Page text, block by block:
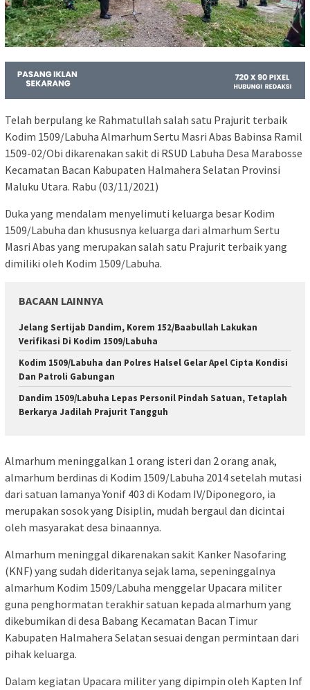
Telah berpulang ke Rahmatullah salah satu Prajurit terbaik
Kodim 1509/Labuha Almarhum Sertu Masri Abas Babinsa Ramil
1509-02/Obi dikarenakan sakit di RSUD Labuha Desa Marabosse
Kecamatan Bacan Kabupaten Halmahera Selatan Provinsi
Maluku Utara. Rabu (03/11/2021)
Duka yang mendalam menyelimuti keluarga besar Kodim
1509/Labuha dan khususnya keluarga dari almarhum Sertu
Masri Abas yang merupakan salah satu Prajurit terbaik yang
dimiliki oleh Kodim 1509/Labuha.
BACAAN LAINNYA
Jelang Sertijab Dandim, Korem 152/Baabullah Lakukan
Verifikasi Di Kodim 1509/Labuha
Kodim 1509/Labuha dan Polres Halsel Gelar Apel Cipta Kondisi
Dan Patroli Gabungan
Dandim 1509/Labuha Lepas Personil Pindah Satuan, Tetaplah
Berkarya Jadilah Prajurit Tangguh
Almarhum meninggalkan 1 orang isteri dan 2 orang anak,
almarhum berdinas di Kodim 1509/Labuha 2014 setelah mutasi
dari satuan lamanya Yonif 403 di Kodam IV/Diponegoro, ia
merupakan sosok yang Disiplin, mudah bergaul dan dicintai
oleh masyarakat desa binaannya.
Almarhum meninggal dikarenakan sakit Kanker Nasofaring
(KNF) yang sudah dideritanya sejak lama, sepeninggalnya
almarhum Kodim 1509/Labuha menggelar Upacara militer
guna penghormatan terakhir satuan kepada almarhum yang
dikebumikan di desa Babang Kecamatan Bacan Timur
Kabupaten Halmahera Selatan sesuai dengan permintaan dari
pihak keluarga.
Dalam kegiatan Upacara militer yang dipimpin oleh Kapten Inf